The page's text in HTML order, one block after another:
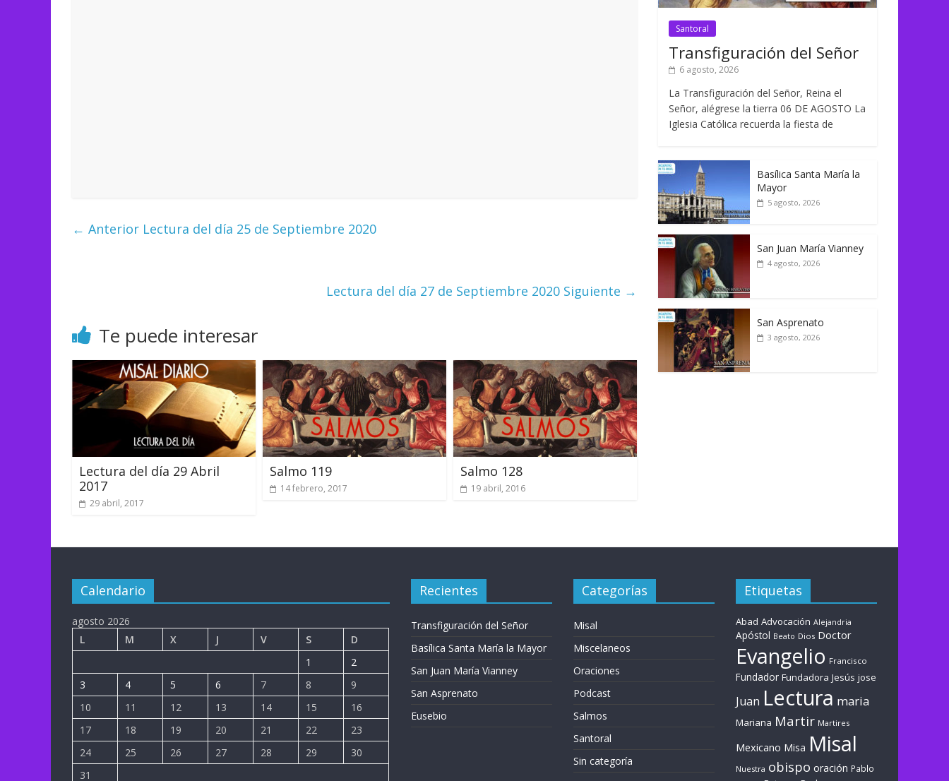
← Anterior Lectura del día 25 de Septiembre 2020
Lectura del día 27 de Septiembre 2020 Siguiente →
Te puede interesar
Lectura del día 29 Abril
2017
29 abril, 2017
Salmo 119
14 febrero, 2017
Salmo 128
19 abril, 2016
Santoral
Transfiguración del Señor
6 agosto, 2026
La Transfiguración del Señor, Reina el
Señor, alégrese la tierra 06 DE AGOSTO La
Iglesia Católica recuerda la fiesta de
Basílica Santa María la
Mayor
5 agosto, 2026
San Juan María Vianney
4 agosto, 2026
San Asprenato
3 agosto, 2026
Calendario
agosto 2026
L
M X J V S
D
1
2
3
4 5 6 7 8
9
10
11 12 13 14 15
16
17
18 19 20 21 22
23
24
25 26 27 28 29
30
31
Recientes
Transfiguración del Señor
Basílica Santa María la Mayor
San Juan María Vianney
San Asprenato
Eusebio
Categorías
Misal
Miscelaneos
Oraciones
Podcast
Salmos
Santoral
Sin categoría
Etiquetas
Abad Advocación Alejandria
Apóstol Beato Dios Doctor
Evangelio Francisco
Fundador Fundadora Jesús jose
Juan Lectura maria
Mariana Martir Martires
Mexicano Misa Misal
Nuestra obispo oración Pablo